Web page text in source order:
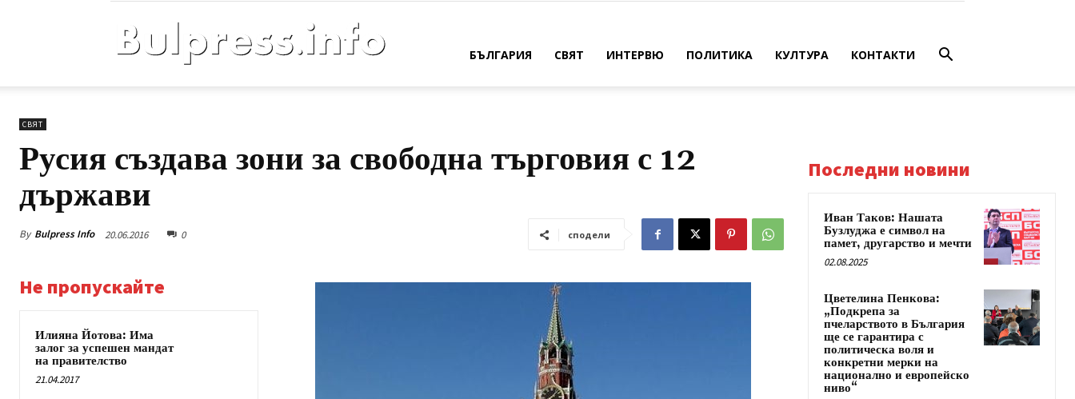
БЪЛГАРИЯ СВЯТ ИНТЕРВЮ ПОЛИТИКА КУЛТУРА КОНТАКТИ
СВЯТ
Русия създава зони за свободна търговия с 12
държави
By Bulpress Info 20.06.2016 0 сподели
Не пропускайте
Илияна Йотова: Има
залог за успешен мандат
на правителство
21.04.2017
Последни новини
Иван Таков: Нашата
Бузлуджа е символ на
памет, другарство и мечти
02.08.2025
Цветелина Пенкова:
„Подкрепа за
пчеларството в България
ще се гарантира с
политическа воля и
конкретни мерки на
национално и европейско
ниво“